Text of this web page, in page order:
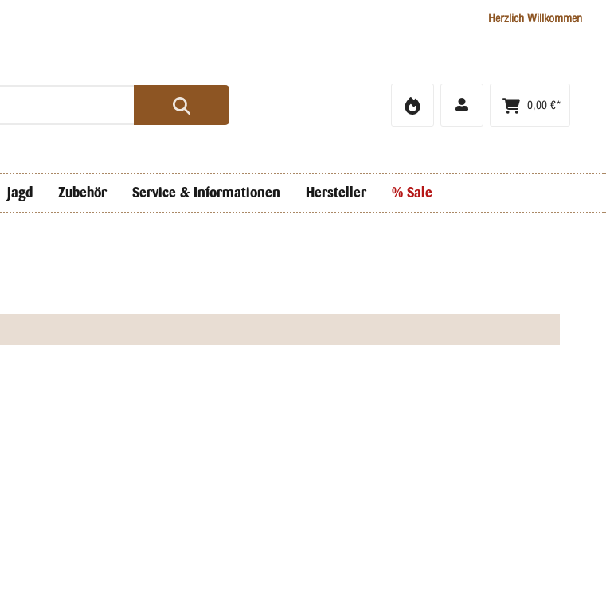
Herzlich Willkommen
0,00 €*
Jagd Zubehör Service & Informationen Hersteller % Sale